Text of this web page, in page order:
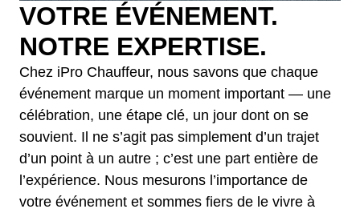
VOTRE ÉVÉNEMENT.
NOTRE EXPERTISE.
Chez iPro Chauffeur, nous savons que chaque
événement marque un moment important — une
célébration, une étape clé, un jour dont on se
souvient. Il ne s’agit pas simplement d’un trajet
d’un point à un autre ; c’est une part entière de
l’expérience. Nous mesurons l’importance de
votre événement et sommes fiers de le vivre à